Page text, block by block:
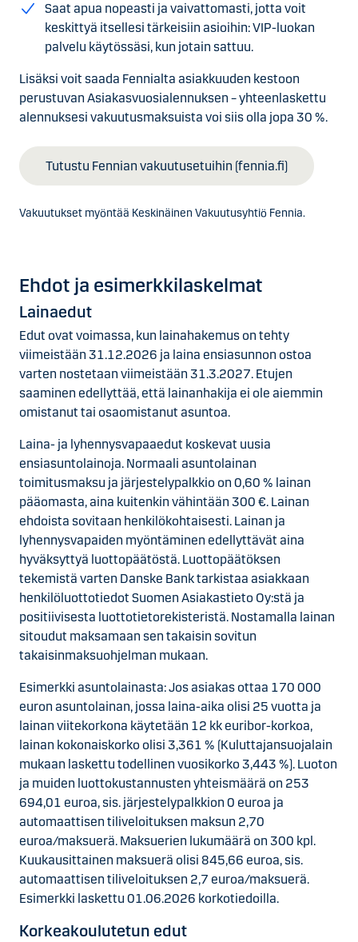
Saat apua nopeasti ja vaivattomasti, jotta voit
keskittyä itsellesi tärkeisiin asioihin: VIP-luokan
palvelu käytössäsi, kun jotain sattuu.
Lisäksi voit saada Fennialta asiakkuuden kestoon
perustuvan Asiakasvuosialennuksen – yhteenlaskettu
alennuksesi vakuutusmaksuista voi siis olla jopa 30 %.
Tutustu Fennian vakuutusetuihin (fennia.fi)
Vakuutukset myöntää Keskinäinen Vakuutusyhtiö Fennia.
Ehdot ja esimerkkilaskelmat
Lainaedut
Edut ovat voimassa, kun lainahakemus on tehty
viimeistään 31.12.2026 ja laina ensiasunnon ostoa
varten nostetaan viimeistään 31.3.2027. Etujen
saaminen edellyttää, että lainanhakija ei ole aiemmin
omistanut tai osaomistanut asuntoa.
Laina- ja lyhennysvapaaedut koskevat uusia
ensiasuntolainoja. Normaali asuntolainan
toimitusmaksu ja järjestelypalkkio on 0,60 % lainan
pääomasta, aina kuitenkin vähintään 300 €. Lainan
ehdoista sovitaan henkilökohtaisesti. Lainan ja
lyhennysvapaiden myöntäminen edellyttävät aina
hyväksyttyä luottopäätöstä. Luottopäätöksen
tekemistä varten Danske Bank tarkistaa asiakkaan
henkilöluottotiedot Suomen Asiakastieto Oy:stä ja
positiivisesta luottotietorekisteristä. Nostamalla lainan
sitoudut maksamaan sen takaisin sovitun
takaisinmaksuohjelman mukaan.
Esimerkki asuntolainasta: Jos asiakas ottaa 170 000
euron asuntolainan, jossa laina-aika olisi 25 vuotta ja
lainan viitekorkona käytetään 12 kk euribor-korkoa,
lainan kokonaiskorko olisi 3,361 % (Kuluttajansuojalain
mukaan laskettu todellinen vuosikorko 3,443 %). Luoton
ja muiden luottokustannusten yhteismäärä on 253
694,01 euroa, sis. järjestelypalkkion 0 euroa ja
automaattisen tiliveloituksen maksun 2,70
euroa/maksuerä. Maksuerien lukumäärä on 300 kpl.
Kuukausittainen maksuerä olisi 845,66 euroa, sis.
automaattisen tiliveloituksen 2,7 euroa/maksuerä.
Esimerkki laskettu 01.06.2026 korkotiedoilla.
Korkeakoulutetun edut